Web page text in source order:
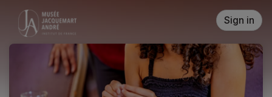
Skip header
Sign in